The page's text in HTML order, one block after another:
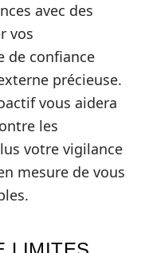
avec des
vos
de confiance
précieuse.
vous aidera
les
votre vigilance
mesure de vous